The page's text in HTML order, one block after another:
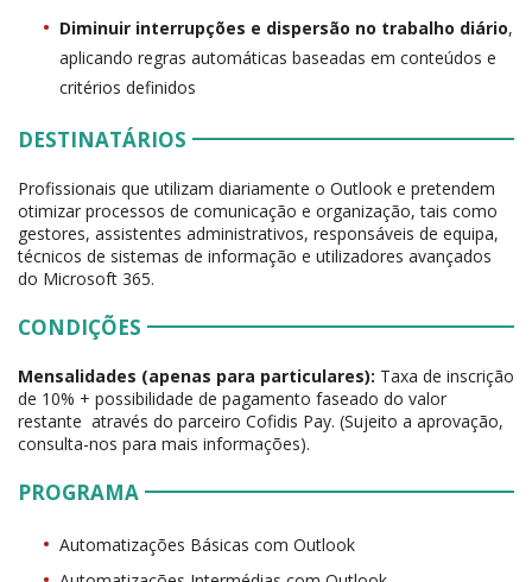
Diminuir interrupções e dispersão no trabalho diário,
aplicando regras automáticas baseadas em conteúdos e
critérios definidos
DESTINATÁRIOS
Profissionais que utilizam diariamente o Outlook e pretendem
otimizar processos de comunicação e organização, tais como
gestores, assistentes administrativos, responsáveis de equipa,
técnicos de sistemas de informação e utilizadores avançados
do Microsoft 365.
CONDIÇÕES
Mensalidades (apenas para particulares): Taxa de inscrição
de 10% + possibilidade de pagamento faseado do valor
restante através do parceiro Cofidis Pay. (Sujeito a aprovação,
consulta-nos para mais informações).
PROGRAMA
Automatizações Básicas com Outlook